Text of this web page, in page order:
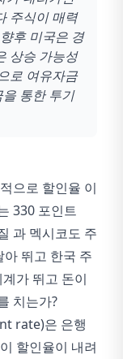
주식이 매력
후 미국은 경
상승 가능성
로 여유자금
통한 투기
으로 할인율 이
330 포인트
과 멕시코도 주
뛰고 한국 주
가 뛰고 돈이
치는가?
rate)은 은행
할인율이 내려